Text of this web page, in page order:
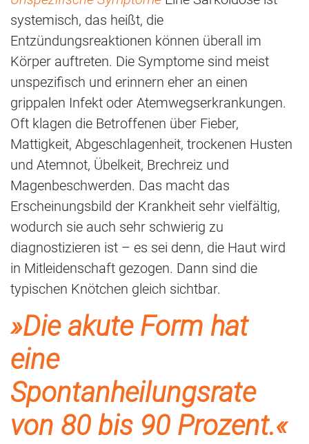
systemisch, das heißt, die
Entzündungsreaktionen können überall im
Körper auftreten. Die Symptome sind meist
unspezifisch und erinnern eher an einen
grippalen Infekt oder Atemwegserkrankungen.
Oft klagen die Betroffenen über Fieber,
Mattigkeit, Abgeschlagenheit, trockenen Husten
und Atemnot, Übelkeit, Brechreiz und
Magenbeschwerden. Das macht das
Erscheinungsbild der Krankheit sehr vielfältig,
wodurch sie auch sehr schwierig zu
diagnostizieren ist – es sei denn, die Haut wird
in Mitleidenschaft gezogen. Dann sind die
typischen Knötchen gleich sichtbar.
»Die akute Form hat
eine
Spontanheilungsrate
von 80 bis 90 Prozent.«